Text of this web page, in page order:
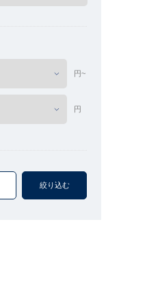
円~
円
絞り込む